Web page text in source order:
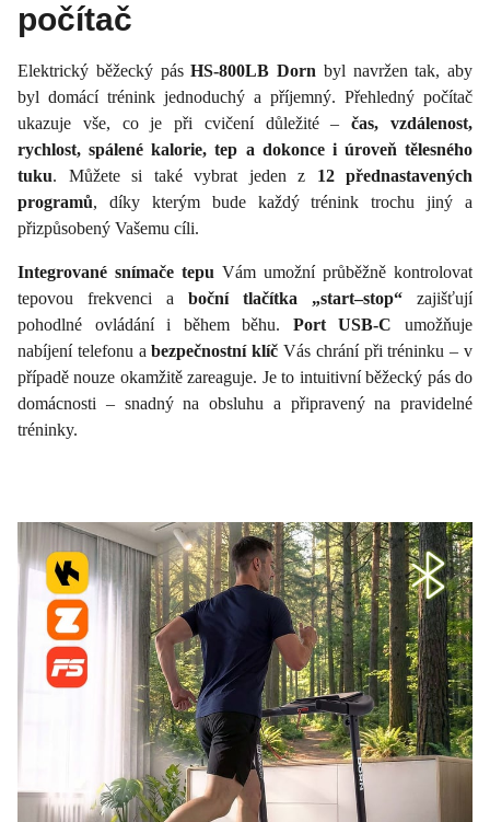
počítač
Elektrický běžecký pásHS-800LB Dorn byl navržen tak, aby
byl domácí trénink jednoduchý a příjemný. Přehledný počítač
ukazuje vše, co je při cvičení důležité –čas, vzdálenost,
rychlost, spálené kalorie, tep a dokonce i úroveň tělesného
tuku. Můžete si také vybrat jeden z 12 přednastavených
programů, díky kterým bude každý trénink trochu jiný a
přizpůsobený Vašemu cíli.
Integrované snímače tepu Vám umožní průběžně kontrolovat
tepovou frekvenci a boční tlačítka „start–stop“ zajišťují
pohodlné ovládání i během běhu. Port USB-C umožňuje
nabíjení telefonu abezpečnostní klíč Vás chrání při tréninku – v
případě nouze okamžitě zareaguje. Je to intuitivní běžecký pás do
domácnosti – snadný na obsluhu a připravený na pravidelné
tréninky.